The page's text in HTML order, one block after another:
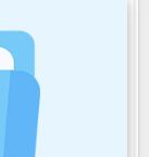
2.2.10